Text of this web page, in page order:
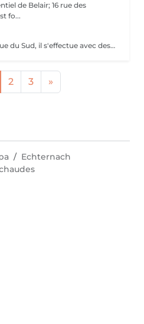
de Belair; 16 rue des
fo...
Massage originaire d'Amérique du Sud, il s'effectue avec des pierres volcaniques chaudes et des manoeuvres manuelles permettant au corps une détente musculaire et sensorielle très profonde. Vous ressortirez apaisé, rechargé et plein d'énergie
2 3 »
Echternach